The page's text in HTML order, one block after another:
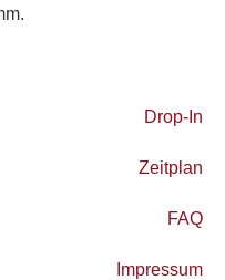
Drop-In
Zeitplan
FAQ
Impressum